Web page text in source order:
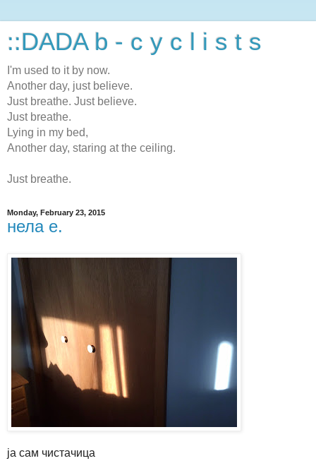
::DADA b - c y c l i s t s
I'm used to it by now.
Another day, just believe.
Just breathe. Just believe.
Just breathe.
Lying in my bed,
Another day, staring at the ceiling.
Just breathe.
Monday, February 23, 2015
нела е.
ја сам чистачица